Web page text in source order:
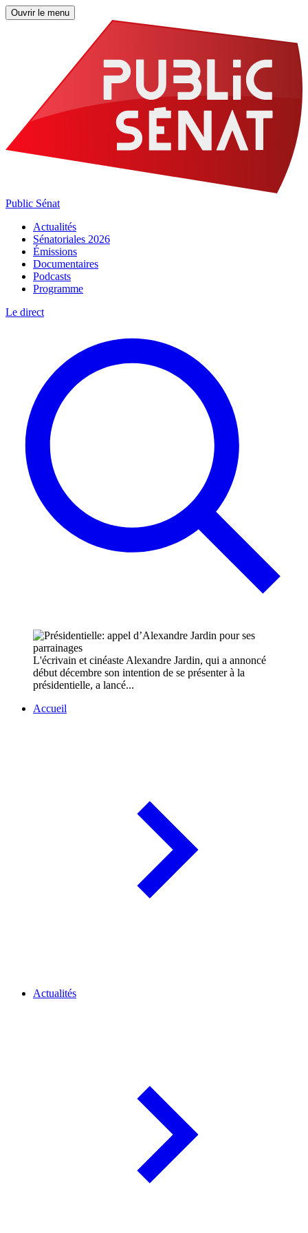
Ouvrir le menu
Public Sénat
Actualités
Sénatoriales 2026
Émissions
Documentaires
Podcasts
Programme
Le direct
L'écrivain et cinéaste Alexandre Jardin, qui a annoncé
début décembre son intention de se présenter à la
présidentielle, a lancé...
Accueil
Actualités